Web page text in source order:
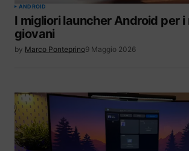
ANDROID
I migliori launcher Android per i
giovani
by Marco Ponteprino9 Maggio 2026